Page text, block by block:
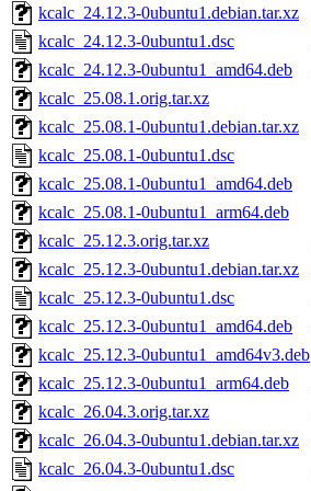
kcalc_24.12.3-0ubuntu1.debian.tar.xz
kcalc_24.12.3-0ubuntu1.dsc
kcalc_24.12.3-0ubuntu1_amd64.deb
kcalc_25.08.1.orig.tar.xz
kcalc_25.08.1-0ubuntu1.debian.tar.xz
kcalc_25.08.1-0ubuntu1.dsc
kcalc_25.08.1-0ubuntu1_amd64.deb
kcalc_25.08.1-0ubuntu1_arm64.deb
kcalc_25.12.3.orig.tar.xz
kcalc_25.12.3-0ubuntu1.debian.tar.xz
kcalc_25.12.3-0ubuntu1.dsc
kcalc_25.12.3-0ubuntu1_amd64.deb
kcalc_25.12.3-0ubuntu1_amd64v3.deb
kcalc_25.12.3-0ubuntu1_arm64.deb
kcalc_26.04.3.orig.tar.xz
kcalc_26.04.3-0ubuntu1.debian.tar.xz
kcalc_26.04.3-0ubuntu1.dsc